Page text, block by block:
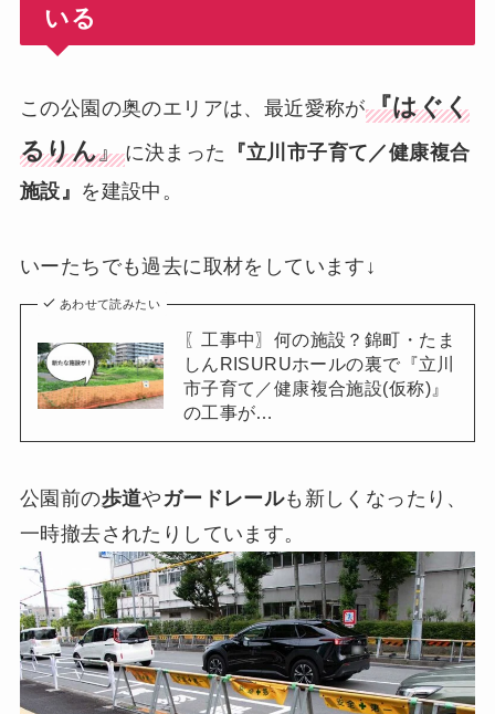
いる
この公園の奥のエリアは、最近愛称が『はぐく
るりん』に決まった
『立川市子育て／健康複合
施設』 を建設中。
いーたちでも過去に取材をしています↓
あわせて読みたい
〖工事中〗何の施設？錦町・たま
しんRISURUホールの裏で『立川
市子育て／健康複合施設(仮称)』
の工事が…
公園前の歩道や ガードレールも新しくなったり、
一時撤去されたりしています。